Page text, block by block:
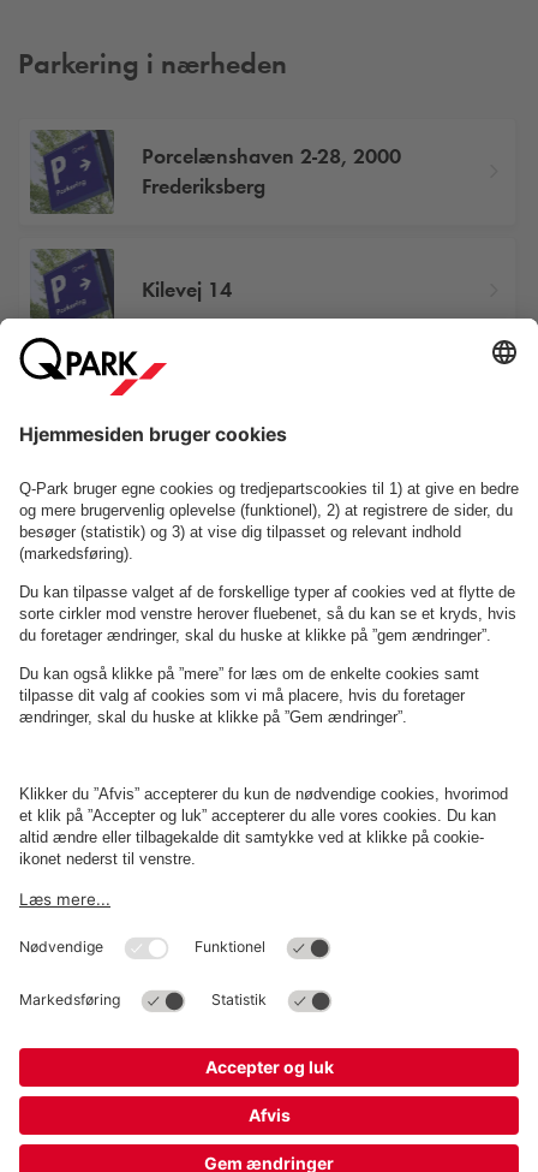
Parkering i nærheden
Porcelænshaven 2-28, 2000
Frederiksberg
Kilevej 14
Se P-anlæg på kortet
OmQ-Park
Erhverv
Betingelser og politikker
Cookieindstillinger
Operations Denmark A/S